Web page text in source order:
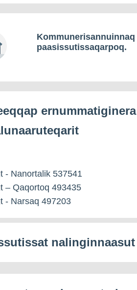
paasissutissaqarpoq.
- Nanortalik 537541
– Qaqortoq 493435
- Narsaq 497203
nalinginnaasut